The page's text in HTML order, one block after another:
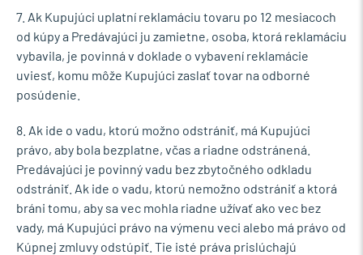
7. Ak Kupujúci uplatní reklamáciu tovaru po 12 mesiacoch
od kúpy a Predávajúci ju zamietne, osoba, ktorá reklamáciu
vybavila, je povinná v doklade o vybavení reklamácie
uviesť, komu môže Kupujúci zaslať tovar na odborné
posúdenie.
8. Ak ide o vadu, ktorú možno odstrániť, má Kupujúci
právo, aby bola bezplatne, včas a riadne odstránená.
Predávajúci je povinný vadu bez zbytočného odkladu
odstrániť. Ak ide o vadu, ktorú nemožno odstrániť a ktorá
bráni tomu, aby sa vec mohla riadne užívať ako vec bez
vady, má Kupujúci právo na výmenu veci alebo má právo od
Kúpnej zmluvy odstúpiť. Tie isté práva prislúchajú